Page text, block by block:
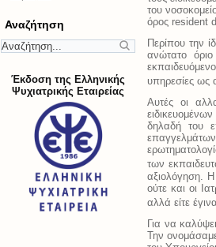
Αναζήτηση
Έκδοση της Ελληνικής
Ψυχιατρικής Εταιρείας
του
όρος resident
Περίπου την
ανώτατο
υπηρεσίες ως
Αυτές οι
δηλαδή του
των
αξιολόγηση. Η
ούτε και οι
αλλά είτε
Για να
Την